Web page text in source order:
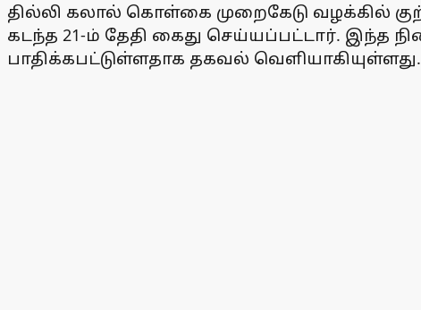
தில்லி கலால் கொள்கை முறைகேடு வழக்கில்
கடந்த 21-ம் தேதி கைது செய்யப்பட்டார். இந்த
பாதிக்கபட்டுள்ளதாக தகவல் வெளியாகியுள்ளது.